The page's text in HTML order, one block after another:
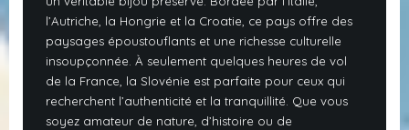
l’Autriche, la Hongrie et la Croatie, ce pays offre des
paysages époustouflants et une richesse culturelle
insoupçonnée. À seulement quelques heures de vol
de la France, la Slovénie est parfaite pour ceux qui
recherchent l’authenticité et la tranquillité. Que vous
soyez amateur de nature, d’histoire ou de